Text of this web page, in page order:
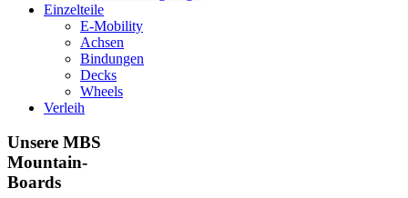
Einzelteile
E-Mobility
Achsen
Bindungen
Decks
Wheels
Verleih
Unsere MBS
Mountain-
Boards